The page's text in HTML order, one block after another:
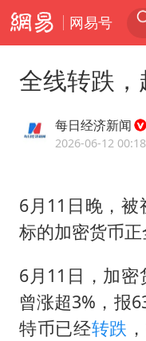
网易号
全线转跌
每日经济新闻
2026-06-12 00:18
6月11日晚，
标的加密货币正
6月11日，加
曾涨超3%，报
特币已经转跌